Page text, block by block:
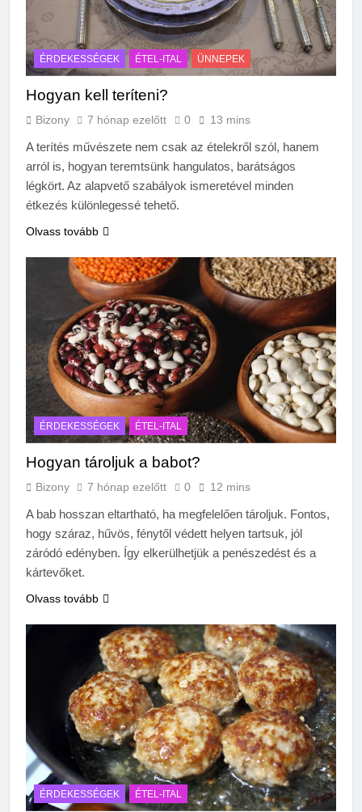
ÉRDEKESSÉGEK ÉTEL-ITAL ÜNNEPEK
Hogyan kell teríteni?
Bizony 7 hónap ezelőtt 0 13 mins
A terítés művészete nem csak az ételekről szól, hanem
arról is, hogyan teremtsünk hangulatos, barátságos
légkört. Az alapvető szabályok ismeretével minden
étkezés különlegessé tehető.
Olvass tovább
ÉRDEKESSÉGEK ÉTEL-ITAL
Hogyan tároljuk a babot?
Bizony 7 hónap ezelőtt 0 12 mins
A bab hosszan eltartható, ha megfelelően tároljuk. Fontos,
hogy száraz, hűvös, fénytől védett helyen tartsuk, jól
záródó edényben. Így elkerülhetjük a penészedést és a
kártevőket.
Olvass tovább
ÉRDEKESSÉGEK ÉTEL-ITAL